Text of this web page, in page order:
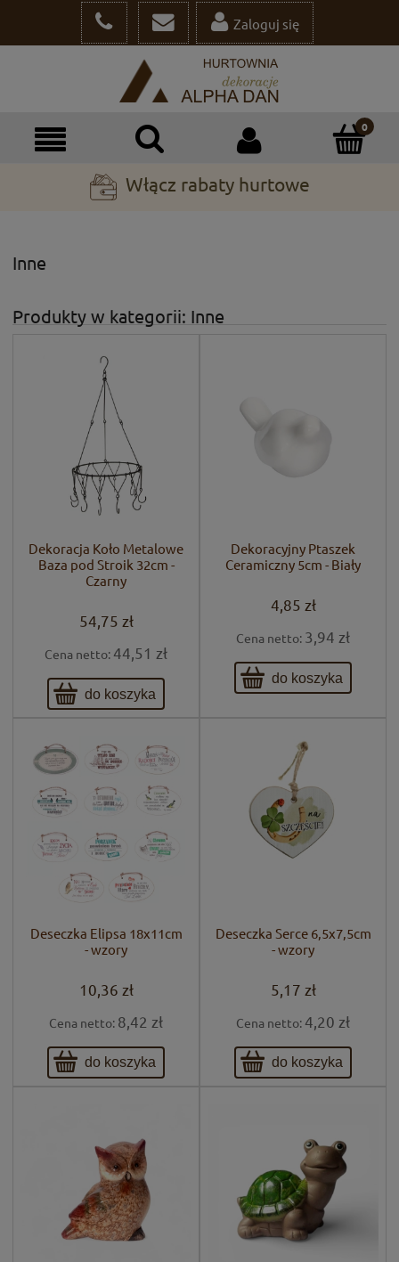
Zaloguj się
Włącz rabaty hurtowe
Inne
Produkty w kategorii: Inne
Dekoracja Koło Metalowe
Baza pod Stroik 32cm -
Czarny
54,75 zł
Cena netto: 44,51 zł
do koszyka
Dekoracyjny Ptaszek
Ceramiczny 5cm - Biały
4,85 zł
Cena netto: 3,94 zł
do koszyka
Deseczka Elipsa 18x11cm
- wzory
10,36 zł
Cena netto: 8,42 zł
do koszyka
Deseczka Serce 6,5x7,5cm
- wzory
5,17 zł
Cena netto: 4,20 zł
do koszyka